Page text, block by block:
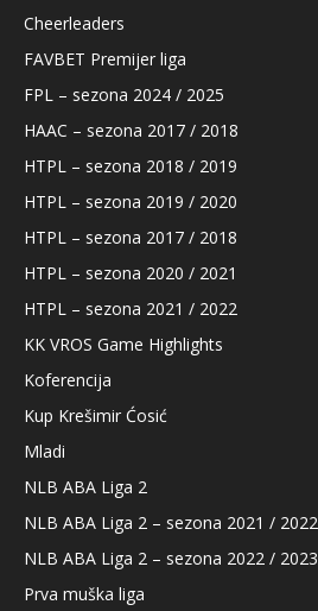
Cheerleaders
FAVBET Premijer liga
FPL – sezona 2024 / 2025
HAAC – sezona 2017 / 2018
HTPL – sezona 2018 / 2019
HTPL – sezona 2019 / 2020
HTPL – sezona 2017 / 2018
HTPL – sezona 2020 / 2021
HTPL – sezona 2021 / 2022
KK VROS Game Highlights
Koferencija
Kup Krešimir Ćosić
Mladi
NLB ABA Liga 2
NLB ABA Liga 2 – sezona 2021 / 2022
NLB ABA Liga 2 – sezona 2022 / 2023
Prva muška liga